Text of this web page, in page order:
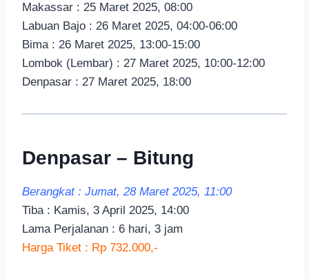
Makassar : 25 Maret 2025, 08:00
Labuan Bajo : 26 Maret 2025, 04:00-06:00
Bima : 26 Maret 2025, 13:00-15:00
Lombok (Lembar) : 27 Maret 2025, 10:00-12:00
Denpasar : 27 Maret 2025, 18:00
Denpasar – Bitung
Berangkat : Jumat, 28 Maret 2025, 11:00
Tiba : Kamis, 3 April 2025, 14:00
Lama Perjalanan : 6 hari, 3 jam
Harga Tiket : Rp 732.000,-